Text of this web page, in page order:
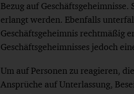
Bezug auf
erlangt werden. Ebenfalls
Geschäftsgeheimnis rechtmäßig
Geschäftsgeheimnisses jedoch
Um auf Personen zu reagieren,
Ansprüche auf Unterlassung,